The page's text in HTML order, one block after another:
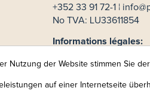
+352 33 91 72-1 ¦
No TVA: LU33611854
Informations légales:
Mentions légales
Politique de
Nutzung der Website stimmen Sie
auf einer Internetseite